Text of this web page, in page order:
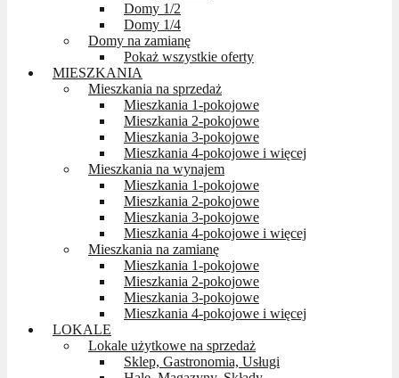
Domy 1/2
Domy 1/4
Domy na zamianę
Pokaż wszystkie oferty
MIESZKANIA
Mieszkania na sprzedaż
Mieszkania 1-pokojowe
Mieszkania 2-pokojowe
Mieszkania 3-pokojowe
Mieszkania 4-pokojowe i więcej
Mieszkania na wynajem
Mieszkania 1-pokojowe
Mieszkania 2-pokojowe
Mieszkania 3-pokojowe
Mieszkania 4-pokojowe i więcej
Mieszkania na zamianę
Mieszkania 1-pokojowe
Mieszkania 2-pokojowe
Mieszkania 3-pokojowe
Mieszkania 4-pokojowe i więcej
LOKALE
Lokale użytkowe na sprzedaż
Sklep, Gastronomia, Usługi